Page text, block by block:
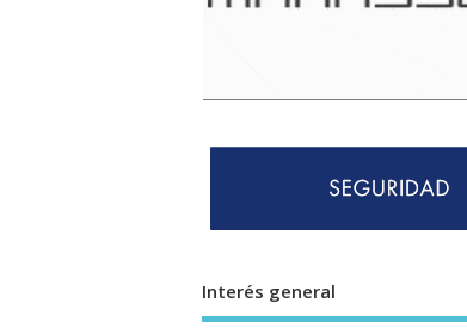
Interés general